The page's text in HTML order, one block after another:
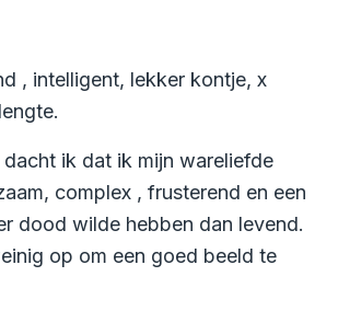
, intelligent, lekker kontje, x
ik dat ik mijn wareliefde
complex , frusterend en een
dood wilde hebben dan levend.
op om een goed beeld te